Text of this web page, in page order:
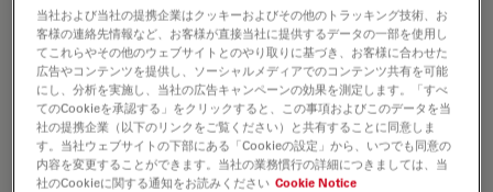
ます。
当社および当社の提携企業はクッキーおよびその他のトラッキング技術、お
客様の連絡先情報など、お客様が直接当社に提供するデータの一部を使用し
てこれらやその他のウェブサイトとのやり取りに基づき、お客様に合わせた
広告やコンテンツを提供し、ソーシャルメディアでのコンテンツ共有を可能
にし、分析を実施し、当社の広告キャンペーンの効果を測定します。「すべ
てのCookieを承認する」をクリックすると、この事項およびこのデータを当
社の提携企業（以下のリンクをご覧ください）と共有することに同意しま
す。当社ウェブサイトの下部にある「Cookieの設定」から、いつでも同意の
内容を変更することができます。当社の業務慣行の詳細につきましては、当
社のCookieに関する通知をお読みください Cookie Notice